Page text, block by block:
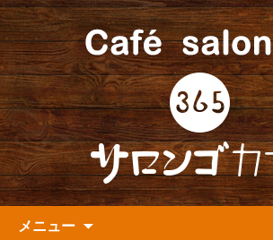
人形町の『365(サ
ェ』よりお知らせ
人形町の音楽カフェ『
最新情報をお届けします
メニュー